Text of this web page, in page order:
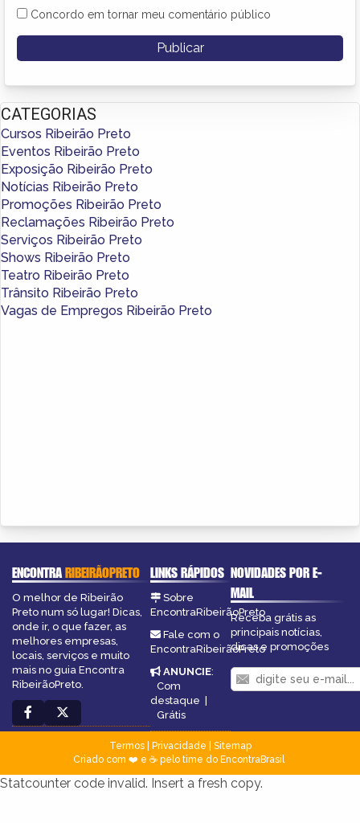
Concordo em tornar meu comentário público
CATEGORIAS
Cursos Ribeirão Preto
Eventos Ribeirão Preto
Exposição Ribeirão Preto
Notícias Ribeirão Preto
Promoções Ribeirão Preto
Reclamações Ribeirão Preto
Serviços Ribeirão Preto
Shows Ribeirão Preto
Teatro Ribeirão Preto
Trânsito Ribeirão Preto
Vagas de Empregos Ribeirão Preto
ENCONTRARIBEIRÃOPRETO
O melhor de Ribeirão
Preto num só lugar! Dicas,
onde ir, o que fazer, as
melhores empresas,
locais, serviços e muito
mais no guia Encontra
RibeirãoPreto.
LINKS RÁPIDOS
Sobre
EncontraRibeirãoPreto
Fale com o
EncontraRibeirãoPreto
ANUNCIE:
Com
destaque
Grátis
NOVIDADES POR E-
MAIL
Receba grátis as
principais notícias,
dicas e promoções
Termos| Privacidade
Sitemap
Criado com ❤️ e ☕ pelo time do EncontraBrasil
Statcounter code invalid. Insert a fresh copy.